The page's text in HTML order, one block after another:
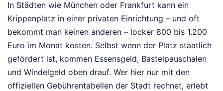
In Städten wie München oder Frankfurt kann ein
Krippenplatz in einer privaten Einrichtung – und oft
bekommt man keinen anderen – locker 800 bis 1.200
Euro im Monat kosten. Selbst wenn der Platz staatlich
gefördert ist, kommen Essensgeld, Bastelpauschalen
und Windelgeld oben drauf. Wer hier nur mit den
offiziellen Gebührentabellen der Stadt rechnet, erlebt